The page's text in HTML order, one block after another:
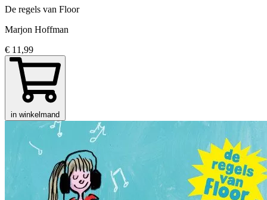
De regels van Floor
Marjon Hoffman
€ 11,99
in winkelmand